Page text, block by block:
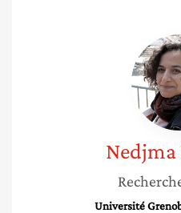
Nedjma
Université